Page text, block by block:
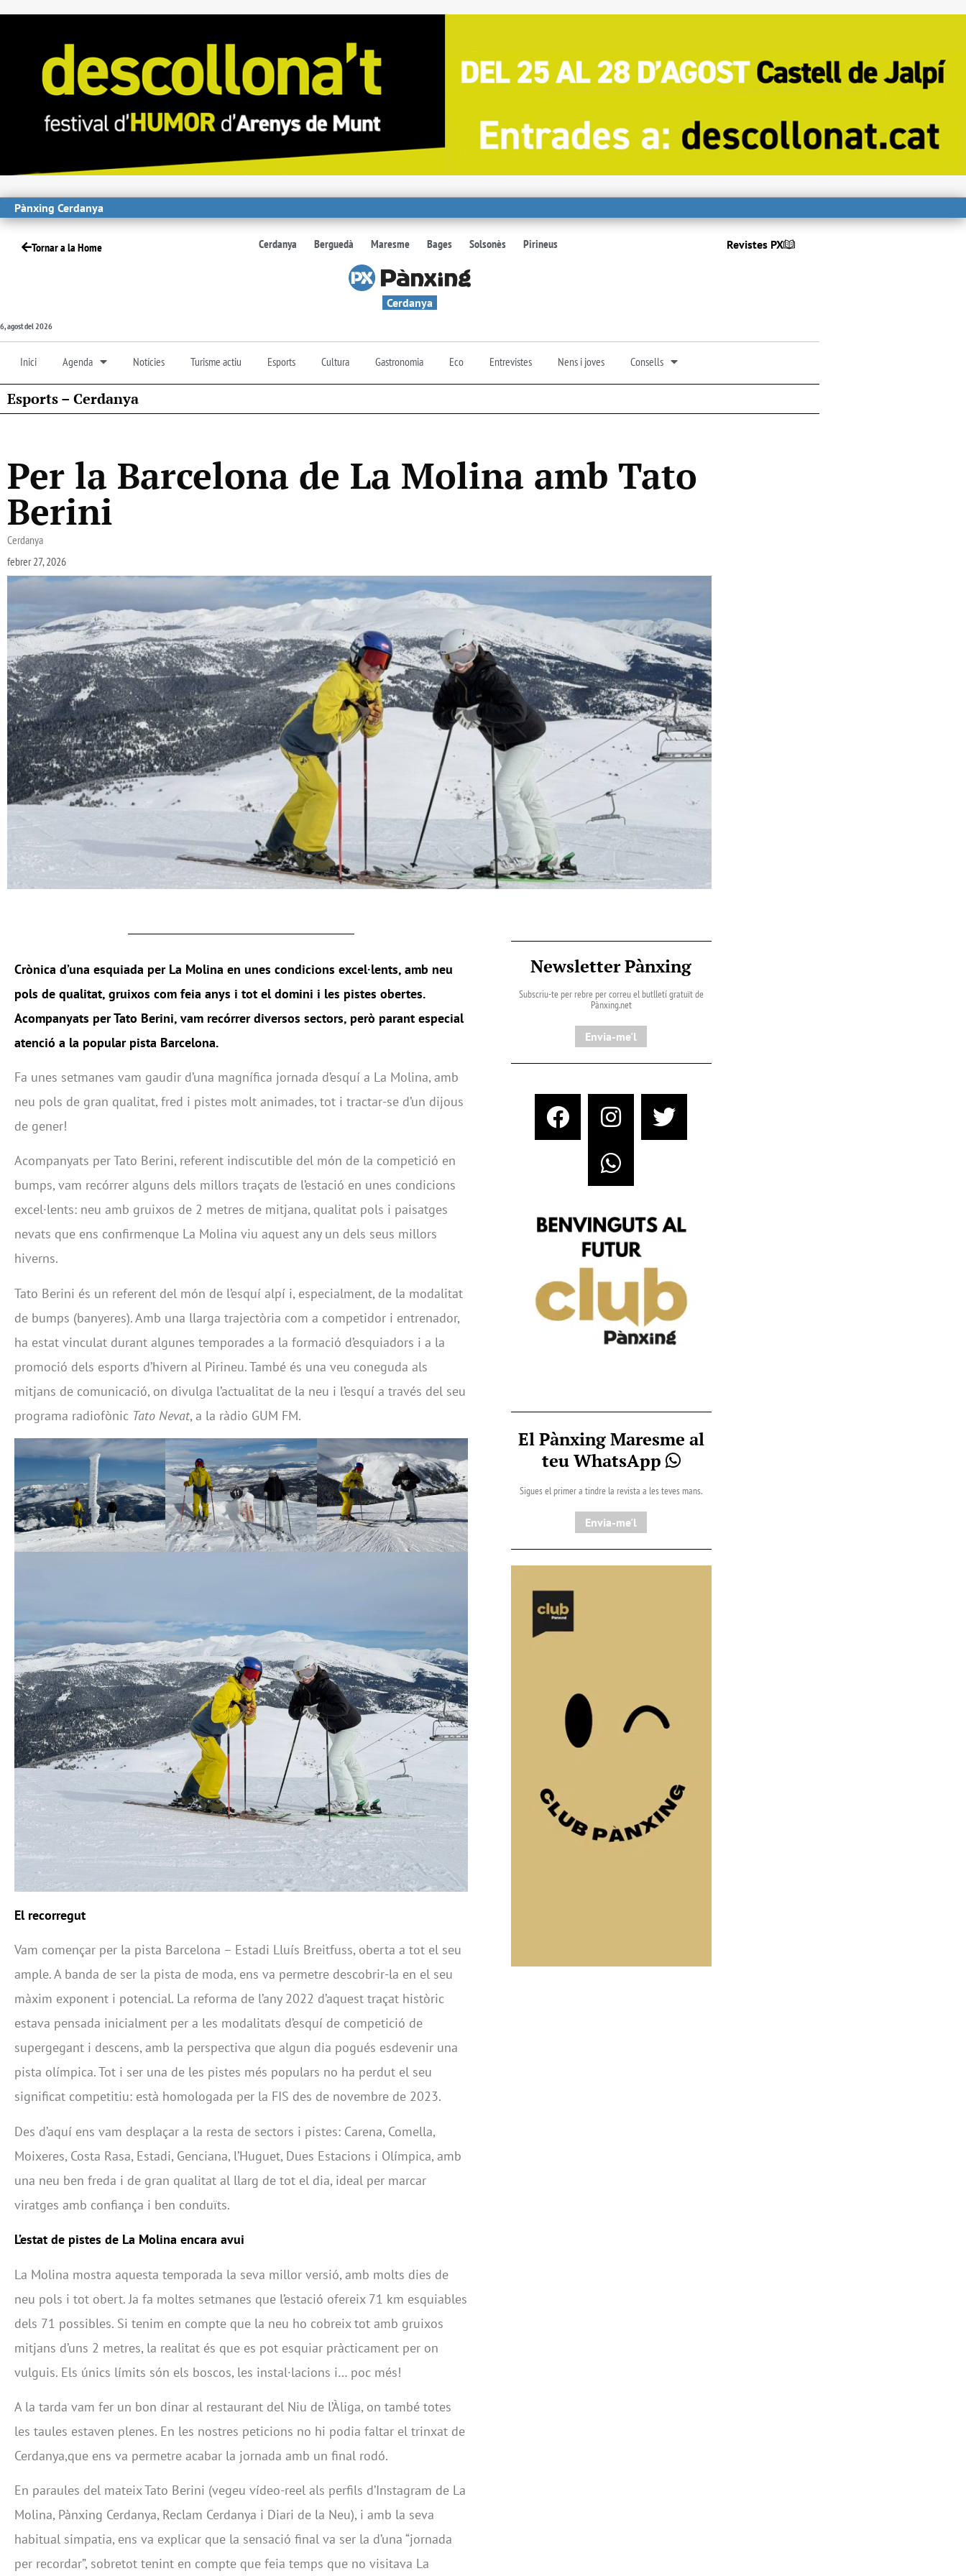
Pànxing Cerdanya
Tornar a la Home Cerdanya Berguedà Maresme Bages Solsonès Pirineus Revistes PX
Cerdanya
6, agost del 2026
Inici Agenda Notícies Turisme actiu Esports Cultura Gastronomia Eco Entrevistes Nens i joves Consells
Esports – Cerdanya
Per la Barcelona de La Molina amb Tato
Berini
Cerdanya
febrer 27, 2026
Crònica d’una esquiada per La Molina en unes condicions excel·lents, amb neu
pols de qualitat, gruixos com feia anys i tot el domini i les pistes obertes.
Acompanyats per Tato Berini, vam recórrer diversos sectors, però parant especial
atenció a la popular pista Barcelona.
Fa unes setmanes vam gaudir d’una magnífica jornada d’esquí a La Molina, amb
neu pols de gran qualitat, fred i pistes molt animades, tot i tractar-se d’un dijous
de gener!
Acompanyats per Tato Berini, referent indiscutible del món de la competició en
bumps, vam recórrer alguns dels millors traçats de l’estació en unes condicions
excel·lents: neu amb gruixos de 2 metres de mitjana, qualitat pols i paisatges
nevats que ens confirmenque La Molina viu aquest any un dels seus millors
hiverns.
Tato Berini és un referent del món de l’esquí alpí i, especialment, de la modalitat
de bumps (banyeres). Amb una llarga trajectòria com a competidor i entrenador,
ha estat vinculat durant algunes temporades a la formació d’esquiadors i a la
promoció dels esports d’hivern al Pirineu. També és una veu coneguda als
mitjans de comunicació, on divulga l’actualitat de la neu i l’esquí a través del seu
programa radiofònic Tato Nevat, a la ràdio GUM FM.
El recorregut
Vam començar per la pista Barcelona – Estadi Lluís Breitfuss, oberta a tot el seu
ample. A banda de ser la pista de moda, ens va permetre descobrir-la en el seu
màxim exponent i potencial. La reforma de l’any 2022 d’aquest traçat històric
estava pensada inicialment per a les modalitats d’esquí de competició de
supergegant i descens, amb la perspectiva que algun dia pogués esdevenir una
pista olímpica. Tot i ser una de les pistes més populars no ha perdut el seu
significat competitiu: està homologada per la FIS des de novembre de 2023.
Des d’aquí ens vam desplaçar a la resta de sectors i pistes: Carena, Comella,
Moixeres, Costa Rasa, Estadi, Genciana, l’Huguet, Dues Estacions i Olímpica, amb
una neu ben freda i de gran qualitat al llarg de tot el dia, ideal per marcar
viratges amb confiança i ben conduïts.
L’estat de pistes de La Molina encara avui
La Molina mostra aquesta temporada la seva millor versió, amb molts dies de
neu pols i tot obert. Ja fa moltes setmanes que l’estació ofereix 71 km esquiables
dels 71 possibles. Si tenim en compte que la neu ho cobreix tot amb gruixos
mitjans d’uns 2 metres, la realitat és que es pot esquiar pràcticament per on
vulguis. Els únics límits són els boscos, les instal·lacions i… poc més!
A la tarda vam fer un bon dinar al restaurant del Niu de l’Àliga, on també totes
les taules estaven plenes. En les nostres peticions no hi podia faltar el trinxat de
Cerdanya,que ens va permetre acabar la jornada amb un final rodó.
En paraules del mateix Tato Berini (vegeu vídeo-reel als perfils d’Instagram de La
Molina, Pànxing Cerdanya, Reclam Cerdanya i Diari de la Neu), i amb la seva
habitual simpatia, ens va explicar que la sensació final va ser la d’una “jornada
per recordar”, sobretot tenint en compte que feia temps que no visitava La
Newsletter Pànxing
Subscriu-te per rebre per correu el butlletí gratuït de
Pànxing.net​
Envia-me'l
El Pànxing Maresme al
teu WhatsApp
Sigues el primer a tindre la revista a les teves mans.
Envia-me'l